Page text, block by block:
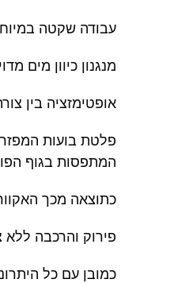
עבודה שקטה
מנגנון כיוון מים
אופטימזציה בין
פלטת בועות
המתפסות בגוף
כתוצאה מכך
פירוק והרכבה
כמובן עם כל